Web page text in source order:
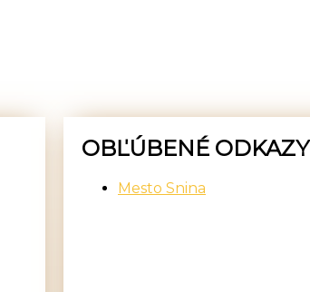
OBĽÚBENÉ ODKAZY
Mesto Snina